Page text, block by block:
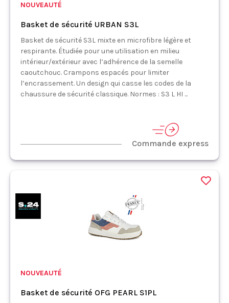
NOUVEAUTÉ
Basket de sécurité URBAN S3L
Basket de sécurité S3L mixte en microfibre légère et
respirante. Étudiée pour une utilisation en milieu
intérieur/extérieur avec l’adhérence de la semelle
caoutchouc. Crampons espacés pour limiter
l’encrassement. Un design qui casse les codes de la
chaussure de sécurité classique. Normes : S3 L HI ...
Commande express
NOUVEAUTÉ
Basket de sécurité OFG PEARL S1PL